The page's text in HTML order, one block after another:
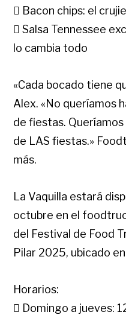
 Bacon chips: el
 Salsa Tennessee
lo cambia todo
«Cada bocado tiene
Alex. «No queríamos
de fiestas.
de LAS fiestas.»
más.
La Vaquilla estará
octubre en el
del Festival de Food
Pilar 2025, ubicado
Horarios:
 Domingo a jueves: